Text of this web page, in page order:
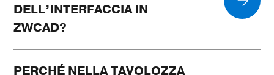
DELL’INTERFACCIA IN
ZWCAD?
PERCHÉ NELLA TAVOLOZZA